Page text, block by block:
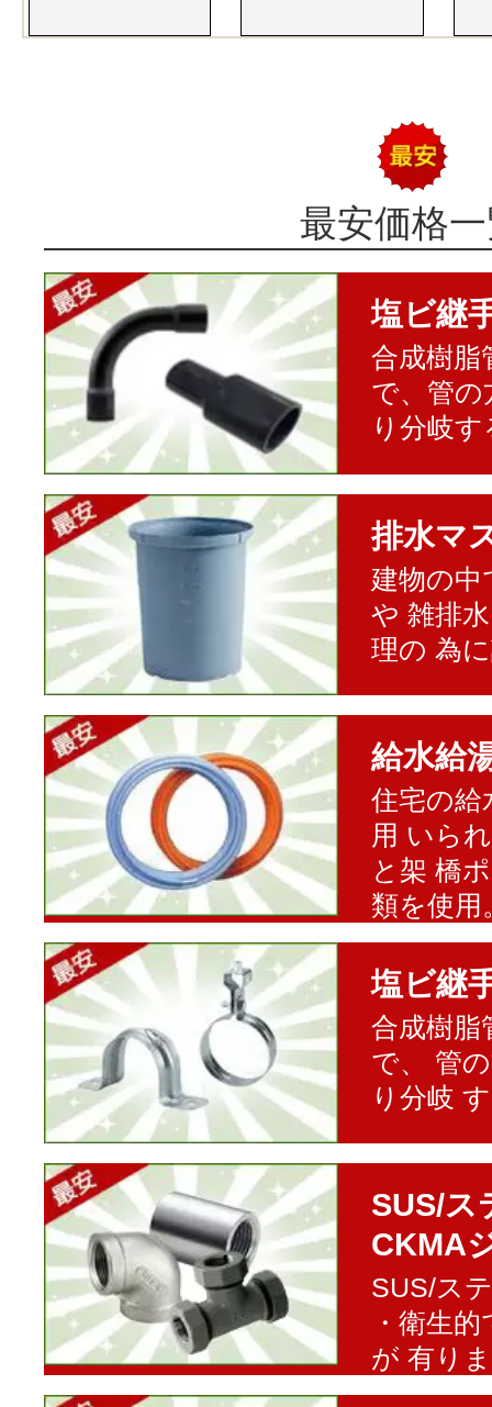
最安価格
塩ビ継
合成樹脂
で、管の
り分岐
排水マ
建物の中
や 雑排
理の 為
給水給
住宅の給
用 いら
と架 橋
類を使用
塩ビ継
合成樹脂
で、 管
り分岐
SUS/ス
CKMA
SUS/ス
・衛生
が 有り